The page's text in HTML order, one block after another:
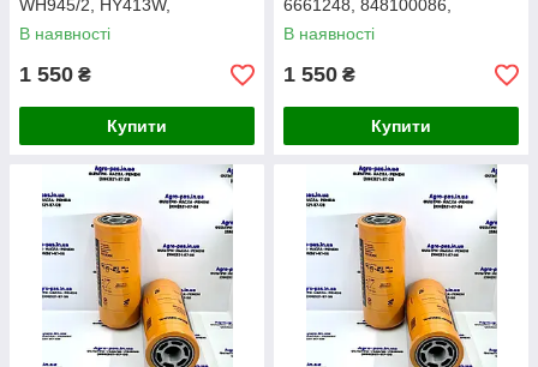
WH945/2, HY413W,
82003166, 32/909000, 144-
6691, 51455
В наявності
1 550 ₴
Купити
6661248, 848100086,
4241143M1, 6630977,
WH945/2, AN203010
В наявності
1 550 ₴
Купити